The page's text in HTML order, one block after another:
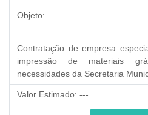
Objeto:
Contratação de empresa
impressão de materiais
necessidades da Secretaria
Valor Estimado: ---